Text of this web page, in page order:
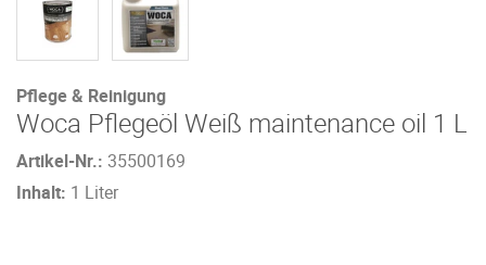
Pflege & Reinigung
Woca Pflegeöl Weiß maintenance oil 1 L
Artikel-Nr.: 35500169
Inhalt: 1 Liter